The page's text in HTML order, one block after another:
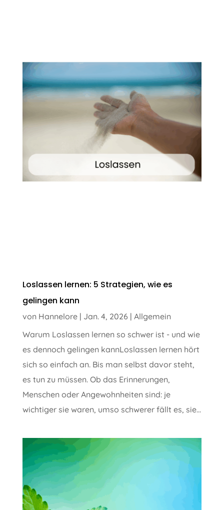
Loslassen lernen: 5 Strategien, wie es
gelingen kann
von Hannelore| Jan. 4, 2026 | Allgemein
Warum Loslassen lernen so schwer ist - und wie
es dennoch gelingen kannLoslassen lernen hört
sich so einfach an. Bis man selbst davor steht,
es tun zu müssen. Ob das Erinnerungen,
Menschen oder Angewohnheiten sind: je
wichtiger sie waren, umso schwerer fällt es, sie...